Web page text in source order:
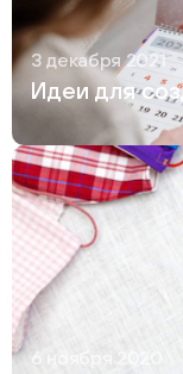
3 декабря 2021
Идеи для
6 ноября 2020